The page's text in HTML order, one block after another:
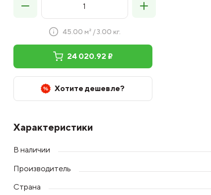
45.00 м² / 3.00 кг.
24 020.92 ₽
Хотите дешевле?
Характеристики
В наличии
Производитель
Страна